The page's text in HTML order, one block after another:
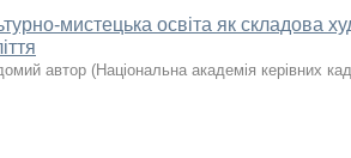
мистецька освіта як складова
автор (Національна академія керівних